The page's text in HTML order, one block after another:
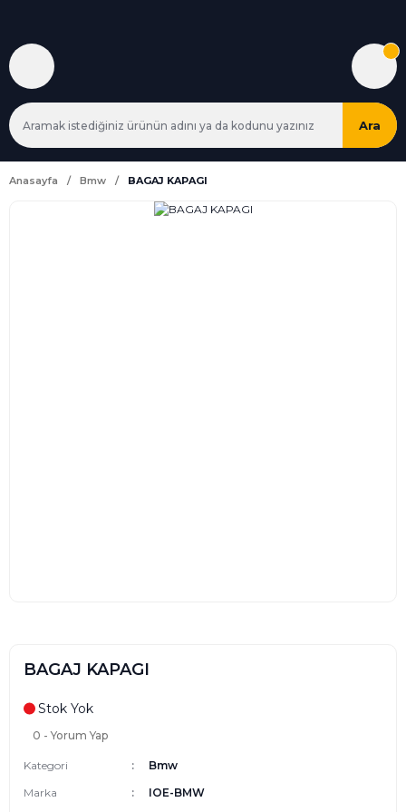
Ara
Anasayfa Bmw BAGAJ KAPAGI
BAGAJ KAPAGI
Stok Yok
0 - Yorum Yap
Kategori
Bmw
Marka
IOE-BMW